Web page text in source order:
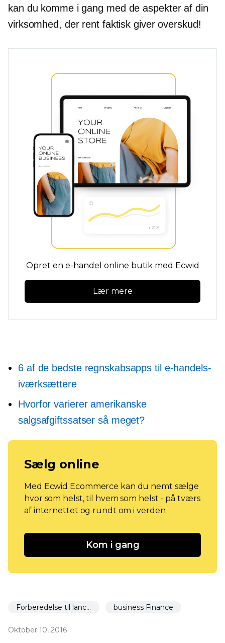
kan du komme i gang med de aspekter af din
virksomhed, der rent faktisk giver overskud!
Opret en e-handel online butik med Ecwid
Lær mere
6 af de bedste regnskabsapps til e-handels-
iværksættere
Hvorfor varierer amerikanske
salgsafgiftssatser så meget?
Sælg online
Med Ecwid Ecommerce kan du nemt sælge
hvor som helst, til hvem som helst - på tværs
af internettet og rundt om i verden.
Kom i gang
Forberedelse til lancering business Finance
Oktober 10, 2016